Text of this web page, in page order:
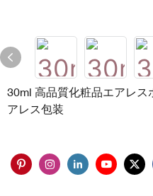
30ml 高品質化粧品エアレ
アレス包装